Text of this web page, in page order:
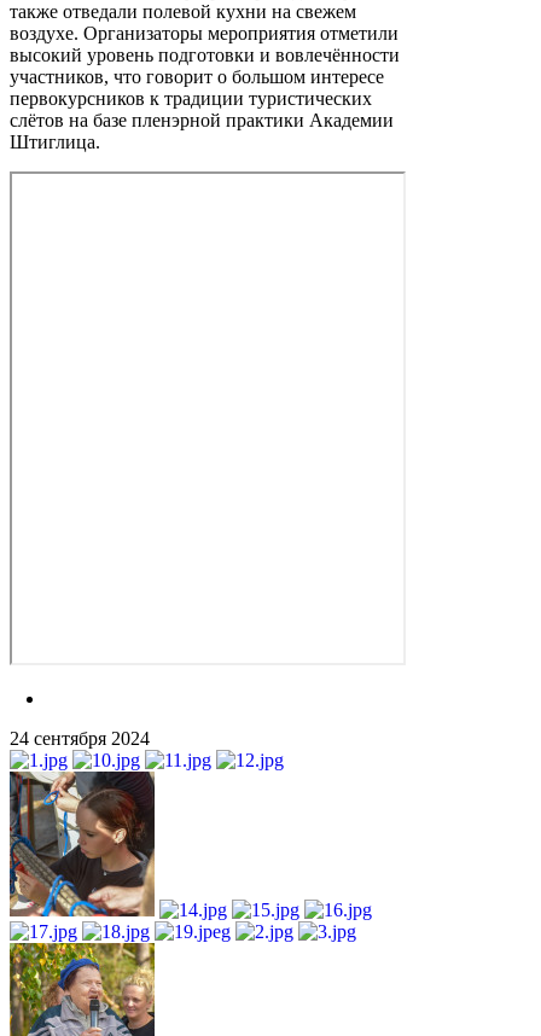
также отведали полевой кухни на свежем
воздухе. Организаторы мероприятия отметили
высокий уровень подготовки и вовлечённости
участников, что говорит о большом интересе
первокурсников к традиции туристических
слётов на базе пленэрной практики Академии
Штиглица.
24 сентября 2024